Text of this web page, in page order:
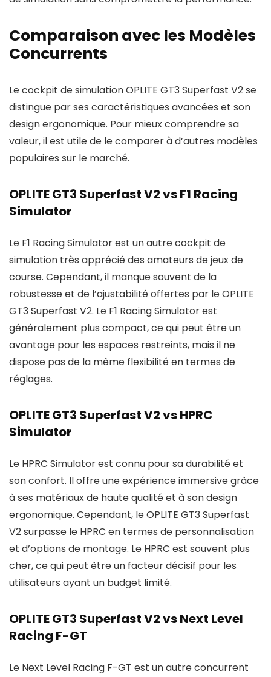
Comparaison avec les Modèles
Concurrents
Le cockpit de simulation OPLITE GT3 Superfast V2 se
distingue par ses caractéristiques avancées et son
design ergonomique. Pour mieux comprendre sa
valeur, il est utile de le comparer à d’autres modèles
populaires sur le marché.
OPLITE GT3 Superfast V2 vs F1 Racing
Simulator
Le F1 Racing Simulator est un autre cockpit de
simulation très apprécié des amateurs de jeux de
course. Cependant, il manque souvent de la
robustesse et de l’ajustabilité offertes par le OPLITE
GT3 Superfast V2. Le F1 Racing Simulator est
généralement plus compact, ce qui peut être un
avantage pour les espaces restreints, mais il ne
dispose pas de la même flexibilité en termes de
réglages.
OPLITE GT3 Superfast V2 vs HPRC
Simulator
Le HPRC Simulator est connu pour sa durabilité et
son confort. Il offre une expérience immersive grâce
à ses matériaux de haute qualité et à son design
ergonomique. Cependant, le OPLITE GT3 Superfast
V2 surpasse le HPRC en termes de personnalisation
et d’options de montage. Le HPRC est souvent plus
cher, ce qui peut être un facteur décisif pour les
utilisateurs ayant un budget limité.
OPLITE GT3 Superfast V2 vs Next Level
Racing F-GT
Le Next Level Racing F-GT est un autre concurrent